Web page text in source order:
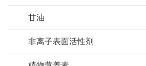
甘油
非离子表面活性剂